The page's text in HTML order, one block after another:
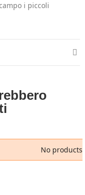
i piccoli
No